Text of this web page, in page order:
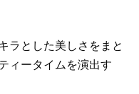
ラとした美しさをまと
ィータイムを演出す